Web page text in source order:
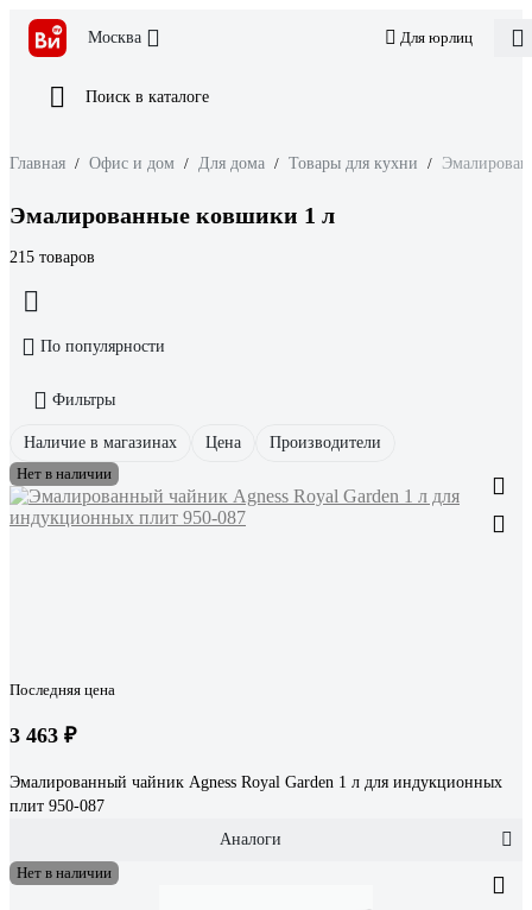
Москва Для юрлиц
Поиск в каталоге
Главная / Офис и дом / Для дома / Товары для кухни /
Эмалированные ковшики 1 л
215 товаров
По популярности
Фильтры
Наличие в магазинах Цена
Производители
Нет в наличии
Последняя цена
3 463 ₽
Эмалированный чайник Agness Royal Garden 1 л для индукционных
плит 950-087
Аналоги
Нет в наличии